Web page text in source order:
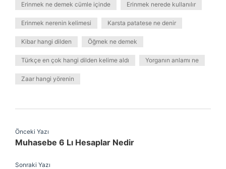
Erinmek ne demek cümle içinde Erinmek nerede kullanılır
Erinmek nerenin kelimesi Karsta patatese ne denir
Kibar hangi dilden Öğmek ne demek
Türkçe en çok hangi dilden kelime aldı Yorganın anlamı ne
Zaar hangi yörenin
Önceki Yazı
Muhasebe 6 Lı Hesaplar Nedir
Sonraki Yazı